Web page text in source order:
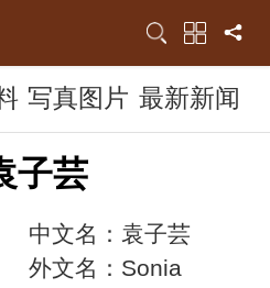
写真图片 最新新闻
子芸
文名：袁子芸
文名：Sonia